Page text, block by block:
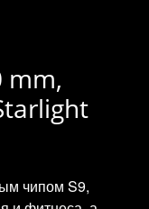
mm,
чипом S9,